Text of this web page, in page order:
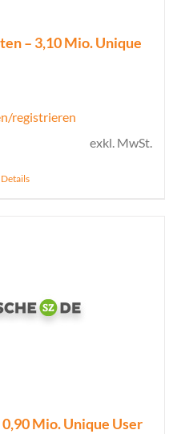
– 3,10 Mio. Unique
registrieren
exkl. MwSt.
Details
Mio. Unique User